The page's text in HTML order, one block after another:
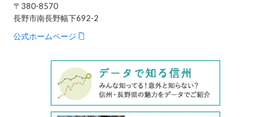
〒380-8570
長野市南長野幅下692-2
公式ホームページ